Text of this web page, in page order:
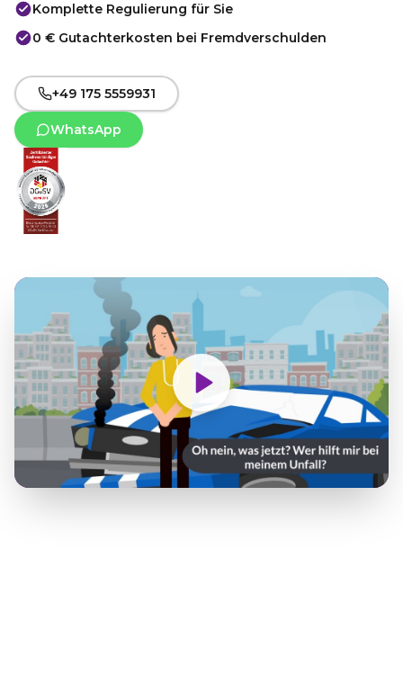
Komplette Regulierung für Sie
0 € Gutachterkosten bei Fremdverschulden
+49 175 5559931
WhatsApp